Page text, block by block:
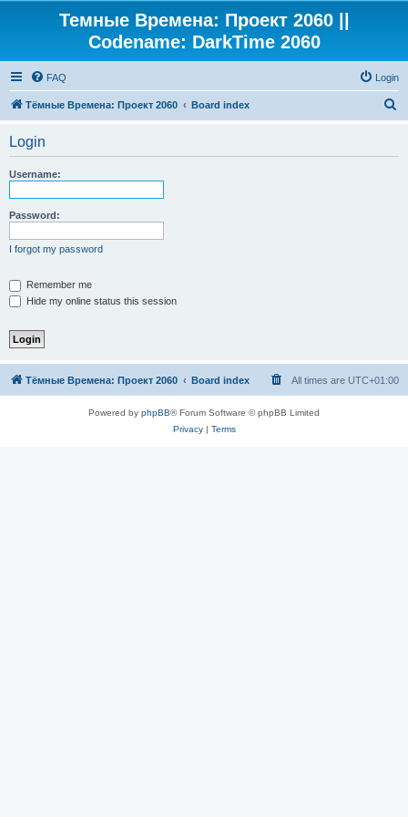
Темные Времена: Проект 2060 ||
Codename: DarkTime 2060
FAQ Login
Тёмные Времена: Проект 2060 Board index
Login
Username:
Password:
I forgot my password
Remember me
Hide my online status this session
Тёмные Времена: Проект 2060 Board index All times are UTC+01:00
Powered by phpBB® Forum Software © phpBB Limited
Privacy| Terms